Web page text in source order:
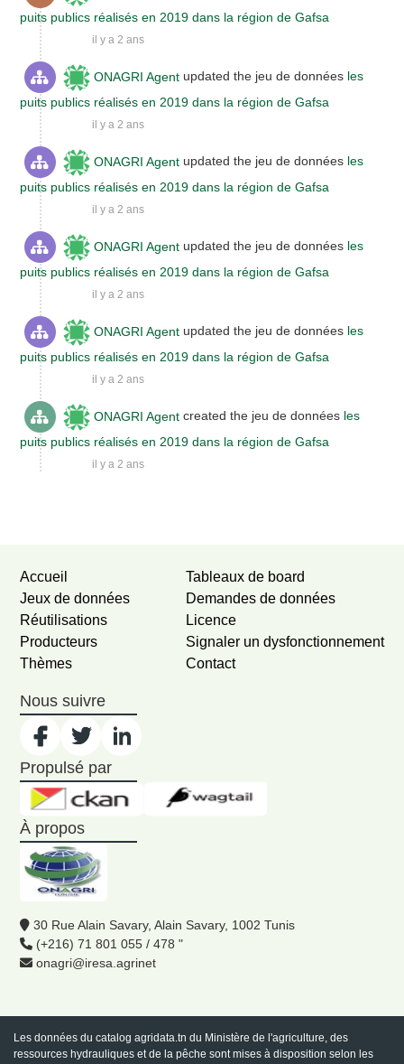
puits publics réalisés en 2019 dans la région de Gafsa
il y a 2 ans
ONAGRI Agent updated the jeu de données les
puits publics réalisés en 2019 dans la région de Gafsa
il y a 2 ans
ONAGRI Agent updated the jeu de données les
puits publics réalisés en 2019 dans la région de Gafsa
il y a 2 ans
ONAGRI Agent updated the jeu de données les
puits publics réalisés en 2019 dans la région de Gafsa
il y a 2 ans
ONAGRI Agent updated the jeu de données les
puits publics réalisés en 2019 dans la région de Gafsa
il y a 2 ans
ONAGRI Agent created the jeu de données les
puits publics réalisés en 2019 dans la région de Gafsa
il y a 2 ans
Accueil
Jeux de données
Réutilisations
Producteurs
Thèmes
Tableaux de board
Demandes de données
Licence
Signaler un dysfonctionnement
Contact
Nous suivre
Propulsé par
À propos
30 Rue Alain Savary, Alain Savary, 1002 Tunis
(+216) 71 801 055 / 478 "
onagri@iresa.agrinet
Les données du catalog agridata.tn du Ministère de l'agriculture, des
ressources hydrauliques et de la pêche sont mises à disposition selon les